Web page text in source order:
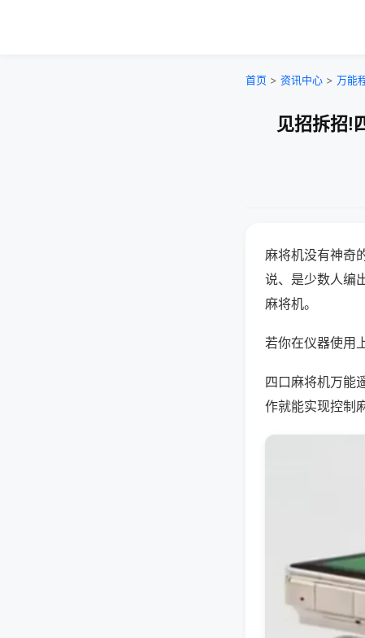
首页 > 资讯中心 > 万能
见招拆招!
麻将机没有神奇
说、是少数人编
麻将机。
若你在仪器使用
四口麻将机万能
作就能实现控制